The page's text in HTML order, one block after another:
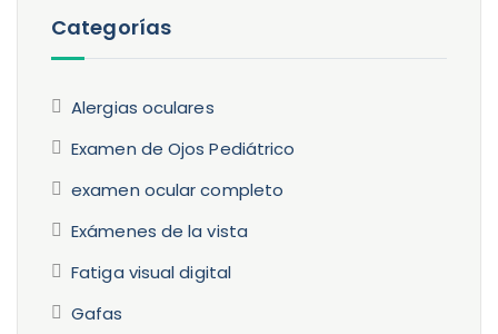
Categorías
Alergias oculares
Examen de Ojos Pediátrico
examen ocular completo
Exámenes de la vista
Fatiga visual digital
Gafas